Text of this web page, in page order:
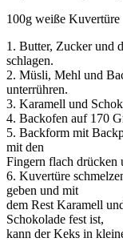
100g weiße Kuvertüre
1. Butter, Zucker und
schlagen.
2. Müsli, Mehl und
unterrühren.
3. Karamell und
4. Backofen auf 170
5. Backform mit
mit den
Fingern flach drücken
6. Kuvertüre
geben und mit
dem Rest Karamell
Schokolade fest ist,
kann der Keks in